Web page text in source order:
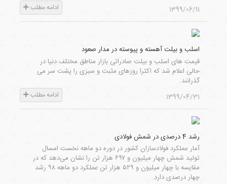
1399/06/11
ادامه مطلب
اسلب و بیلت آهسته و پیوسته در مدار صعود
قیمت های اسلب و بیلت صادراتی بازار مناطق مختلف دنیا در
حالی اعلام شد که اکثرا روزهای مثبت و سبزی را پشت سر می
گذرانند.
1399/04/31
ادامه مطلب
رشد 4 درصدی در شمش فولادی
آمار عملکرد فولادسازان کشور در دوره دو ماهه نخست امسال
تولید شمش چهار میلیون و ۶۹۷ هزار تن را نشان می‌دهد که در
مقایسه با چهار میلیون و ۵۲۹ هزار تن عملکرد دو ماهه ۹۸ رشد
چهار درصدی دارد.